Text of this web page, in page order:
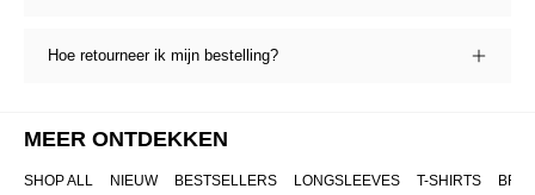
Hoe retourneer ik mijn bestelling?
MEER ONTDEKKEN
SHOP ALL NIEUW BESTSELLERS LONGSLEEVES T-SHIRTS